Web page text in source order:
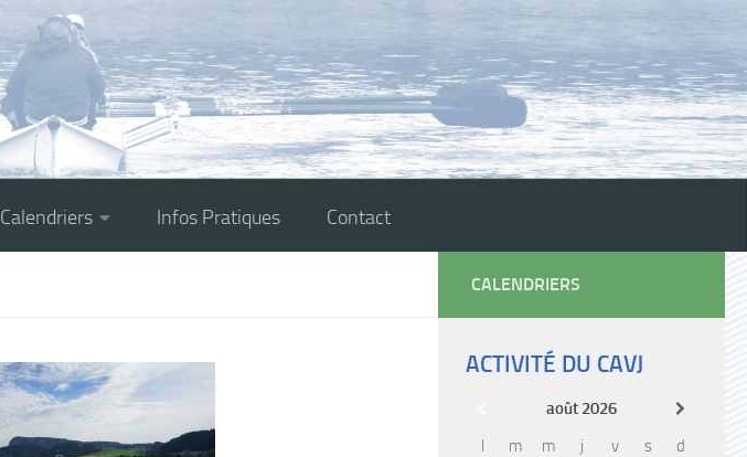
Calendriers Infos Pratiques Contact
CALENDRIERS
ACTIVITÉ DU CAVJ
août 2026
l
m m j v s
d